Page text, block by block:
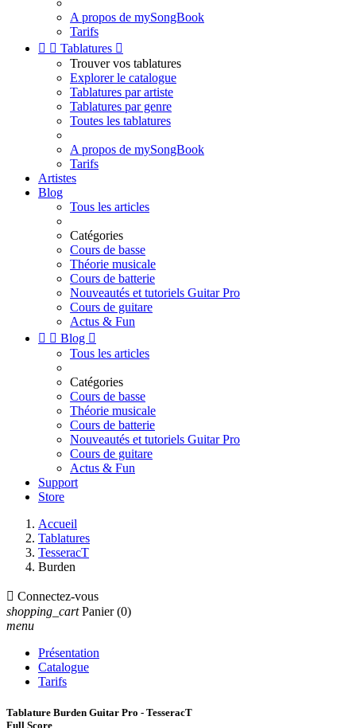
A propos de mySongBook
Tarifs
  Tablatures 
Trouver vos tablatures
Explorer le catalogue
Tablatures par artiste
Tablatures par genre
Toutes les tablatures
A propos de mySongBook
Tarifs
Artistes
Blog
Tous les articles
Catégories
Cours de basse
Théorie musicale
Cours de batterie
Nouveautés et tutoriels Guitar Pro
Cours de guitare
Actus & Fun
  Blog 
Tous les articles
Catégories
Cours de basse
Théorie musicale
Cours de batterie
Nouveautés et tutoriels Guitar Pro
Cours de guitare
Actus & Fun
Support
Store
Accueil
Tablatures
TesseracT
Burden
 Connectez-vous
shopping_cart Panier (0)
menu
Présentation
Catalogue
Tarifs
Tablature Burden Guitar Pro - TesseracT
Full Score